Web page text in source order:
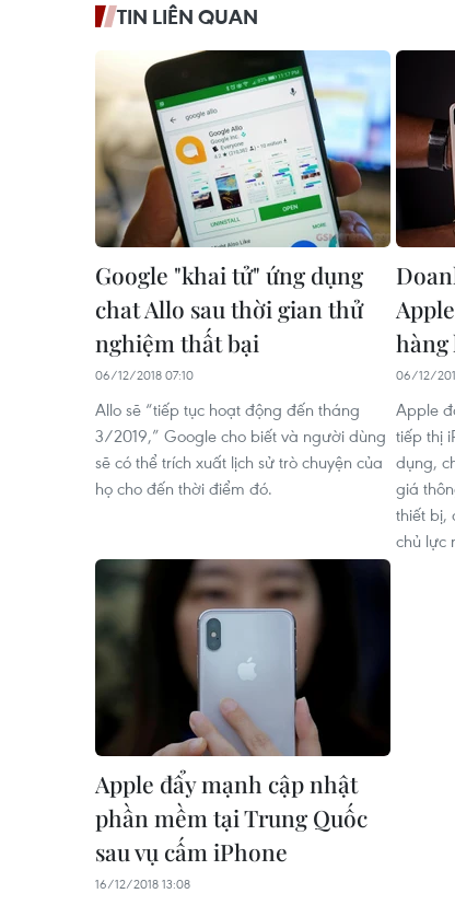
TIN LIÊN QUAN
Google "khai tử" ứng dụng
chat Allo sau thời gian thử
nghiệm thất bại
06/12/2018 07:10
Allo sẽ “tiếp tục hoạt động đến tháng
3/2019,” Google cho biết và người dùng
sẽ có thể trích xuất lịch sử trò chuyện của
họ cho đến thời điểm đó.
hàng
06/12/
Apple
tiếp thị
dụng,
giá
thiết bị,
chủ lực
Apple đẩy mạnh cập nhật
phần mềm tại Trung Quốc
sau vụ cấm iPhone
16/12/2018 13:08